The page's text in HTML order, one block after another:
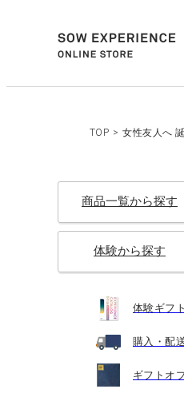
TOP > 女性友人へ
商品一覧から探す
体験から探す
体験ギフ
購入・配
ギフトオ